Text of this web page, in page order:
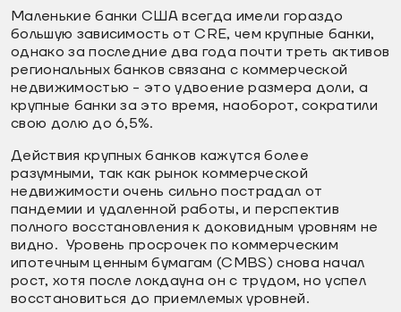
Маленькие банки США всегда имели гораздо
большую зависимость от CRE, чем крупные банки,
однако за последние два года почти треть активов
региональных банков связана с коммерческой
недвижимостью - это удвоение размера доли, а
крупные банки за это время, наоборот, сократили
свою долю до 6,5%.
Действия крупных банков кажутся более
разумными, так как рынок коммерческой
недвижимости очень сильно пострадал от
пандемии и удаленной работы, и перспектив
полного восстановления к доковидным уровням не
видно. Уровень просрочек по коммерческим
ипотечным ценным бумагам (CMBS) снова начал
рост, хотя после локдауна он с трудом, но успел
восстановиться до приемлемых уровней.